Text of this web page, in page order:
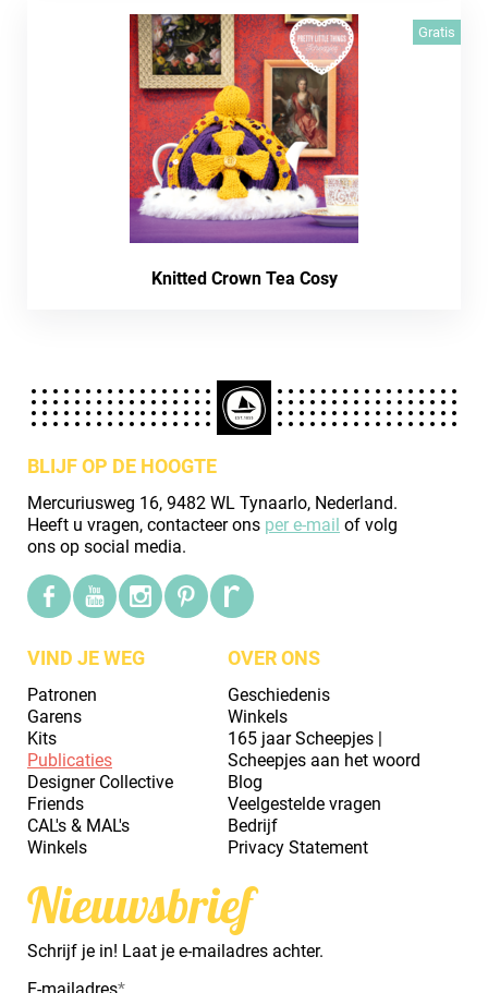
Gratis
Knitted Crown Tea Cosy
BLIJF OP DE HOOGTE
Mercuriusweg 16, 9482 WL Tynaarlo, Nederland.
Heeft u vragen, contacteer ons per e-mail of volg
ons op social media.
VIND JE WEG
Patronen
Garens
Kits
Publicaties
Designer Collective
Friends
CAL's & MAL's
Winkels
OVER ONS
Geschiedenis
Winkels
165 jaar Scheepjes |
Scheepjes aan het woord
Blog
Veelgestelde vragen
Bedrijf
Privacy Statement
Nieuwsbrief
Schrijf je in! Laat je e-mailadres achter.